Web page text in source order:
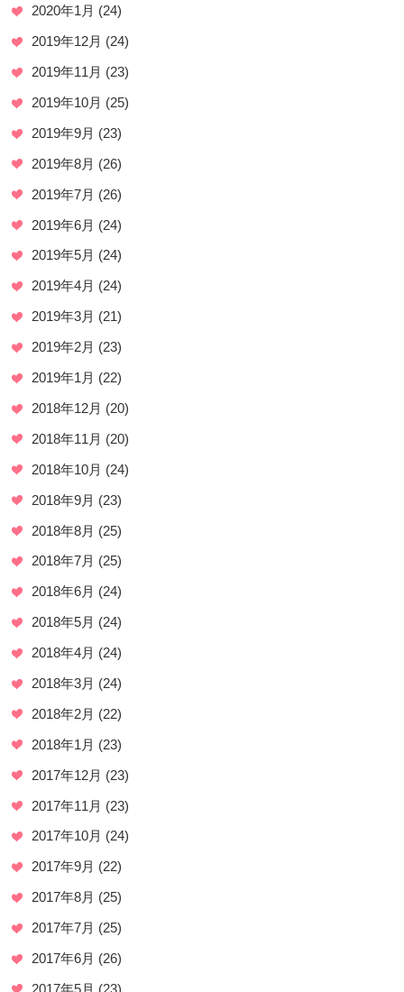
2020年1月 (24)
2019年12月 (24)
2019年11月 (23)
2019年10月 (25)
2019年9月 (23)
2019年8月 (26)
2019年7月 (26)
2019年6月 (24)
2019年5月 (24)
2019年4月 (24)
2019年3月 (21)
2019年2月 (23)
2019年1月 (22)
2018年12月 (20)
2018年11月 (20)
2018年10月 (24)
2018年9月 (23)
2018年8月 (25)
2018年7月 (25)
2018年6月 (24)
2018年5月 (24)
2018年4月 (24)
2018年3月 (24)
2018年2月 (22)
2018年1月 (23)
2017年12月 (23)
2017年11月 (23)
2017年10月 (24)
2017年9月 (22)
2017年8月 (25)
2017年7月 (25)
2017年6月 (26)
2017年5月 (23)